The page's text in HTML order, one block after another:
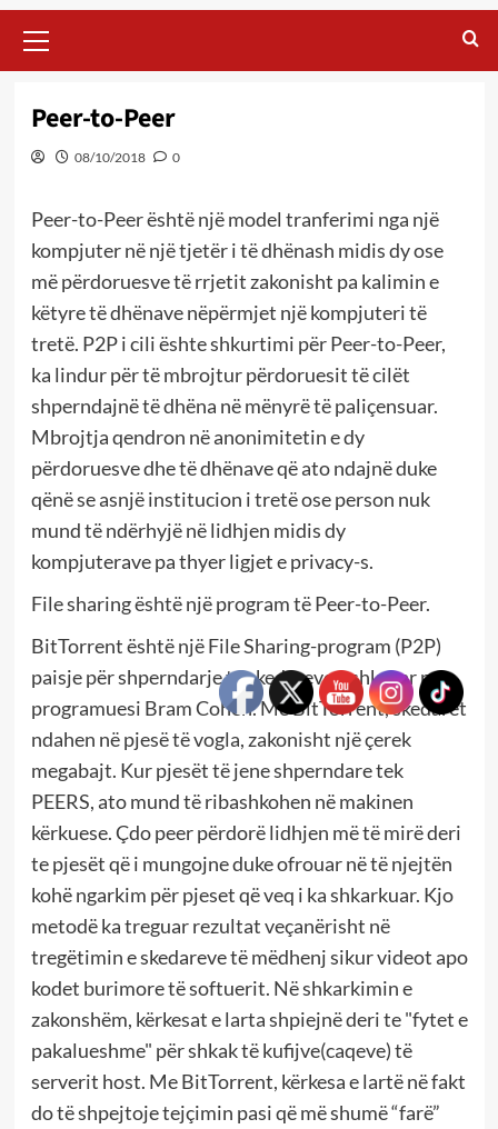
Menu
Peer-to-Peer
08/10/2018 0
Peer-to-Peer është një model tranferimi nga një
kompjuter në një tjetër i të dhënash midis dy ose
më përdoruesve të rrjetit zakonisht pa kalimin e
këtyre të dhënave nëpërmjet një kompjuteri të
tretë. P2P i cili ështe shkurtimi për Peer-to-Peer,
ka lindur për të mbrojtur përdoruesit të cilët
shperndajnë të dhëna në mënyrë të paliçensuar.
Mbrojtja qendron në anonimitetin e dy
përdoruesve dhe të dhënave që ato ndajnë duke
qënë se asnjë institucion i tretë ose person nuk
mund të ndërhyjë në lidhjen midis dy
kompjuterave pa thyer ligjet e privacy-s.
File sharing është një program të Peer-to-Peer.
BitTorrent është një File Sharing-program (P2P)
paisje për shperndarje te skedareve e shkruar nga
programuesi Bram Cohen. Me BitTorrent, skedarët
ndahen në pjesë të vogla, zakonisht një çerek
megabajt. Kur pjesët të jene shperndare tek
PEERS, ato mund të ribashkohen në makinen
kërkuese. Çdo peer përdorë lidhjen më të mirë deri
te pjesët që i mungojne duke ofrouar në të njejtën
kohë ngarkim për pjeset që veq i ka shkarkuar. Kjo
metodë ka treguar rezultat veçanërisht në
tregëtimin e skedareve të mëdhenj sikur videot apo
kodet burimore të softuerit. Në shkarkimin e
zakonshëm, kërkesat e larta shpiejnë deri te "fytet e
pakalueshme" për shkak të kufijve(caqeve) të
serverit host. Me BitTorrent, kërkesa e lartë në fakt
do të shpejtoje tejçimin pasi që më shumë “farë”